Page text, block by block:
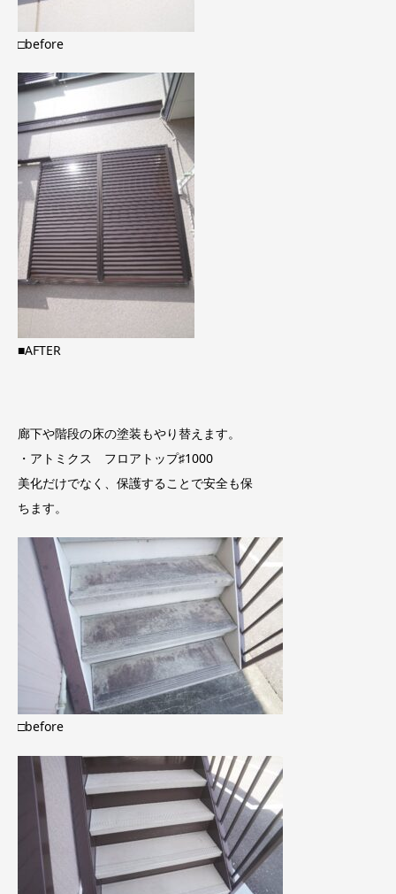
□before
■AFTER
廊下や階段の床の塗装もやり替えます。
・アトミクス フロアトップ♯1000
美化だけでなく、保護することで安全も保
ちます。
□before